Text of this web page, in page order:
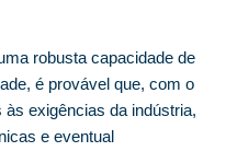
robusta capacidade de
é provável que, com o
exigências da indústria,
e eventual